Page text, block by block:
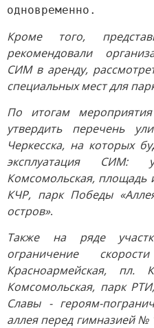
одновременно.
Кроме того,
рекомендовали
СИМ в аренду,
специальных мест для
По итогам
утвердить перечень
Черкесска, на которых
эксплуатация СИМ:
Комсомольская, площадь
КЧР, парк Победы
остров».
Также на ряде
ограничение
Красноармейская,
Комсомольская, парк
Славы - героям-
аллея перед гимназией №